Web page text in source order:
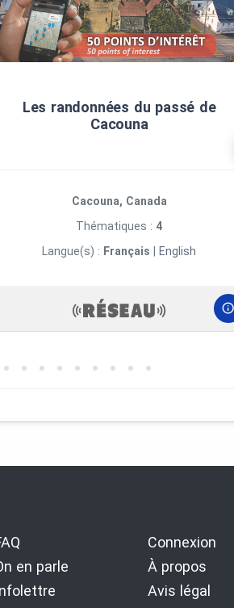
Les randonnées du passé de
Cacouna
Cacouna, Canada
Thématiques : 4
Langue(s) : Français English
en parle
Connexion
À propos
Avis légal